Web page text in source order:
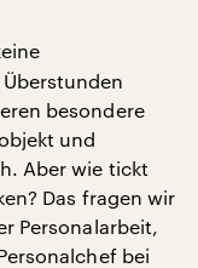
besondere
und
Aber wie tickt
Das fragen wir
Personalarbeit,
bei